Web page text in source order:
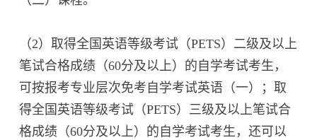
（2）取得全国英语等级考试（PETS）二级及以上
笔试合格成绩（60分及以上）的自学考试考生，
可按报考专业层次免考自学考试英语（一）；取
得全国英语等级考试（PETS）三级及以上笔试合
格成绩（60分及以上）的自学考试考生，还可以